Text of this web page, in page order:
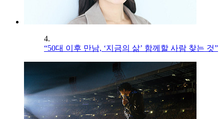
4.
“50대 이후 만남, ‘지금의 삶’ 함께할 사람 찾는 것”